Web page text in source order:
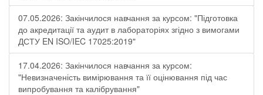
07.05.2026: Закінчилося навчання за курсом: "Підготовка
до акредитації та аудит в лабораторіях згідно з вимогами
ДСТУ EN ISO/IEC 17025:2019"
17.04.2026: Закінчилося навчання за курсом:
"Невизначеність вимірювання та її оцінювання під час
випробування та калібрування"